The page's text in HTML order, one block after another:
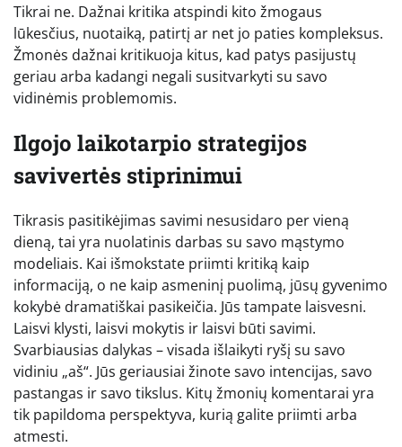
Tikrai ne. Dažnai kritika atspindi kito žmogaus
lūkesčius, nuotaiką, patirtį ar net jo paties kompleksus.
Žmonės dažnai kritikuoja kitus, kad patys pasijustų
geriau arba kadangi negali susitvarkyti su savo
vidinėmis problemomis.
Ilgojo laikotarpio strategijos
savivertės stiprinimui
Tikrasis pasitikėjimas savimi nesusidaro per vieną
dieną, tai yra nuolatinis darbas su savo mąstymo
modeliais. Kai išmokstate priimti kritiką kaip
informaciją, o ne kaip asmeninį puolimą, jūsų gyvenimo
kokybė dramatiškai pasikeičia. Jūs tampate laisvesni.
Laisvi klysti, laisvi mokytis ir laisvi būti savimi.
Svarbiausias dalykas – visada išlaikyti ryšį su savo
vidiniu „aš“. Jūs geriausiai žinote savo intencijas, savo
pastangas ir savo tikslus. Kitų žmonių komentarai yra
tik papildoma perspektyva, kurią galite priimti arba
atmesti.